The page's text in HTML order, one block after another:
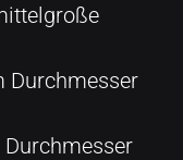
Durchmesser
Durchmesser